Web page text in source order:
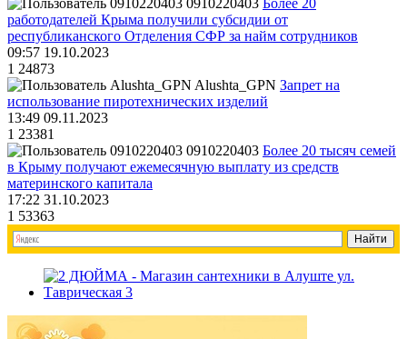
0910220403 Более 20
работодателей Крыма получили субсидии от
республиканского Отделения СФР за найм сотрудников
09:57 19.10.2023
1 24873
Alushta_GPN Запрет на
использование пиротехнических изделий
13:49 09.11.2023
1 23381
0910220403 Более 20 тысяч семей
в Крыму получают ежемесячную выплату из средств
материнского капитала
17:22 31.10.2023
1 53363